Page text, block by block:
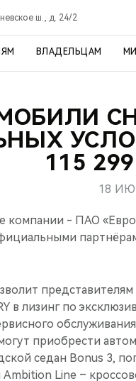
ш., д. 24/2
ВЛАДЕЛЬЦАМ
115
18
компании - ПАО
в лизинг по
приобрести
седан Bonus 3,
Line –